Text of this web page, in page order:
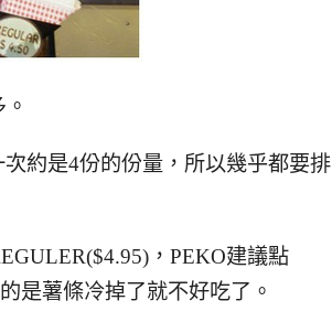
約是4份的份量，所以幾乎都要排
，PEKO建議點
是薯條冷掉了就不好吃了。